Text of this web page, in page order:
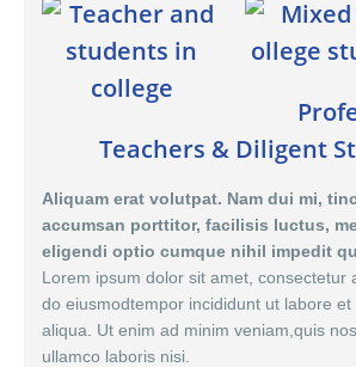
Teachers & Diligent
Aliquam erat volutpat. Nam dui mi,
accumsan porttitor, facilisis luctus,
eligendi optio cumque nihil impedit
Lorem ipsum dolor sit amet, consectetur
do eiusmodtempor incididunt ut labore
aliqua. Ut enim ad minim veniam,quis
ullamco laboris nisi.